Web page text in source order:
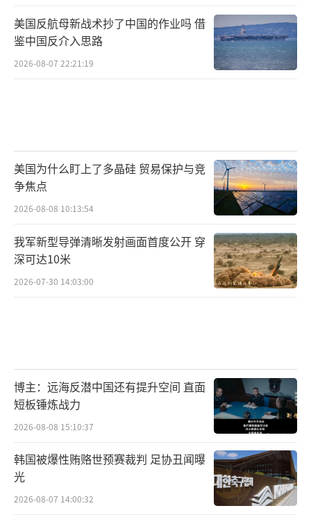
美国反航母新战术抄了中国的作业吗 借
鉴中国反介入思路
2026-08-07 22:21:19
美国为什么盯上了多晶硅 贸易保护与竞
争焦点
2026-08-08 10:13:54
我军新型导弹清晰发射画面首度公开 穿
深可达10米
2026-07-30 14:03:00
博主：远海反潜中国还有提升空间 直面
短板锤炼战力
2026-08-08 15:10:37
韩国被爆性贿赂世预赛裁判 足协丑闻曝
光
2026-08-07 14:00:32